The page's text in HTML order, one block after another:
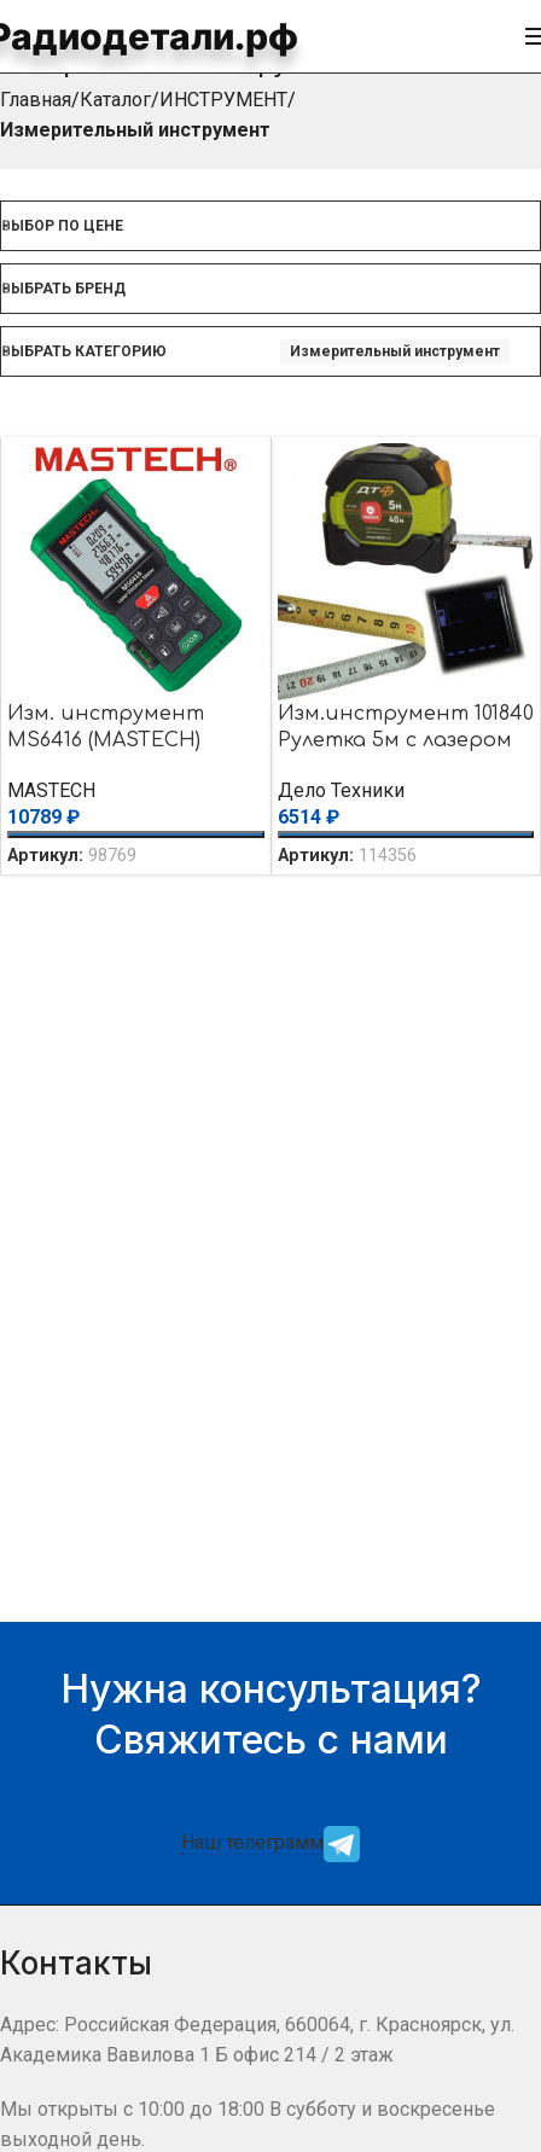
Измерительный инструмент
Главная Каталог ИНСТРУМЕНТ
Измерительный инструмент
ВЫБОР ПО ЦЕНЕ
ВЫБРАТЬ БРЕНД
ВЫБРАТЬ КАТЕГОРИЮ Измерительный инструмент
Изм. инструмент
MS6416 (MASTECH)
MASTECH
10789 ₽
Артикул: 98769
Изм.инструмент 101840
Рулетка 5м с лазером
Дело Техники
6514 ₽
Артикул: 114356
Нужна консультация?
Свяжитесь с нами
Наш телеграмм
Контакты
Адрес: Российская Федерация, 660064, г. Красноярск, ул.
Академика Вавилова 1 Б офис 214 / 2 этаж
Мы открыты с 10:00 до 18:00 В субботу и воскресенье
выходной день.